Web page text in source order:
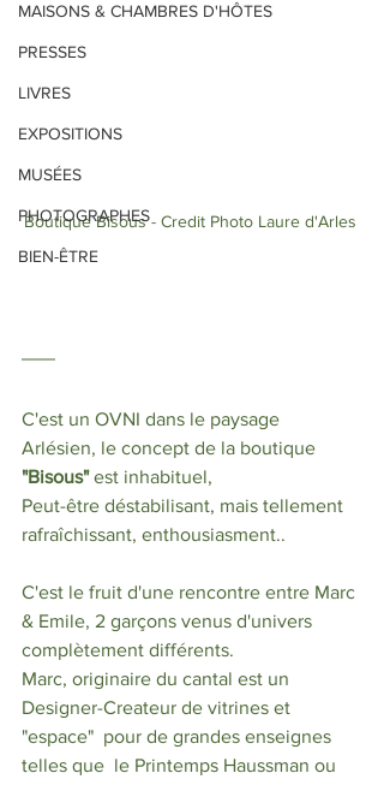
MAISONS & CHAMBRES D'HÔTES
PRESSES
LIVRES
EXPOSITIONS
MUSÉES
PHOTOGRAPHES
BIEN-ÊTRE
Boutique Bisous - Credit Photo Laure d'Arles
C'est un OVNI dans le paysage
Arlésien, le concept de la boutique
"Bisous" est inhabituel,
Peut-être déstabilisant, mais tellement
rafraîchissant, enthousiasment..
C'est le fruit d'une rencontre entre Marc
& Emile, 2 garçons venus d'univers
complètement différents.
Marc, originaire du cantal est un
Designer-Createur de vitrines et
"espace"  pour de grandes enseignes
telles que  le Printemps Haussman ou